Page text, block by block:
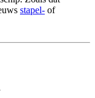
stapel- of